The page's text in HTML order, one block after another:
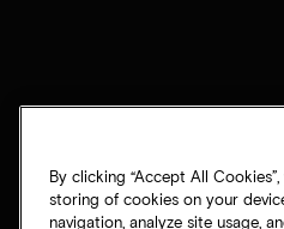
By clicking “Accept All
storing of cookies on your
navigation, analyze site usage,